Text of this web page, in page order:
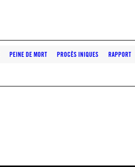
PEINE DE MORT PROCÈS INIQUES RAPPORT